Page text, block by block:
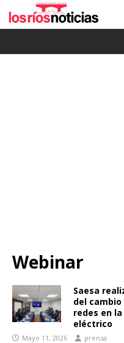
Webinar
Saesa
del
redes en
eléctrico
Mayo 11, 2026 prensa